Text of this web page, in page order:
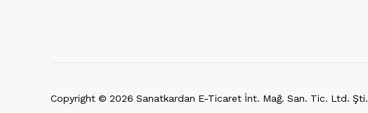
Copyright © 2026 Sanatkardan E-Ticaret İnt. Mağ. San. Tic. Ltd. Şti.